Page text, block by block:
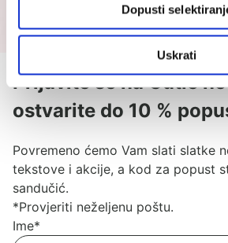
Dopusti
Uskrati
Prijavite se na Cutie
ostvarite do 10 %
Povremeno ćemo Vam slati slatke
tekstove i akcije, a kod za popust
sandučić.
*Provjeriti neželjenu poštu.
Ime*